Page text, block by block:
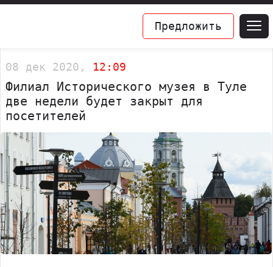
Предложить
08 дек 2020, 12:09
Филиал Исторического музея в Туле
две недели будет закрыт для
посетителей